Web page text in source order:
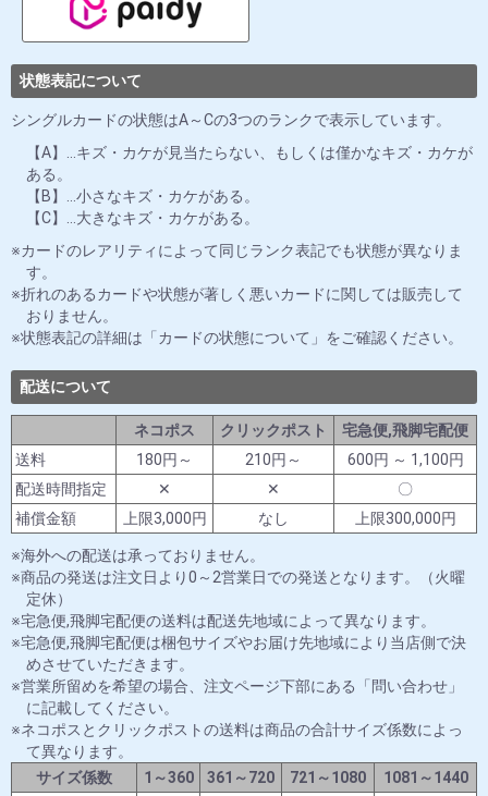
状態表記について
シングルカードの状態はA～Cの3つのランクで表示しています。
【A】…キズ・カケが見当たらない、もしくは僅かなキズ・カケが
ある。
【B】…小さなキズ・カケがある。
【C】…大きなキズ・カケがある。
カードのレアリティによって同じランク表記でも状態が異なりま
す。
折れのあるカードや状態が著しく悪いカードに関しては販売して
おりません。
状態表記の詳細は「カードの状態について」をご確認ください。
配送について
ネコポス クリックポスト
宅急便,飛脚宅配便
送料
180円～ 210円～
600円 ～ 1,100円
配送時間指定
✕ ✕
〇
補償金額
上限3,000円 なし 上限300,000円
海外への配送は承っておりません。
商品の発送は注文日より0～2営業日での発送となります。（火曜
定休）
宅急便,飛脚宅配便の送料は配送先地域によって異なります。
宅急便,飛脚宅配便は梱包サイズやお届け先地域により当店側で決
めさせていただきます。
営業所留めを希望の場合、注文ページ下部にある「問い合わせ」
に記載してください。
ネコポスとクリックポストの送料は商品の合計サイズ係数によっ
て異なります。
サイズ係数
1～360 361～720 721～1080
1081～1440